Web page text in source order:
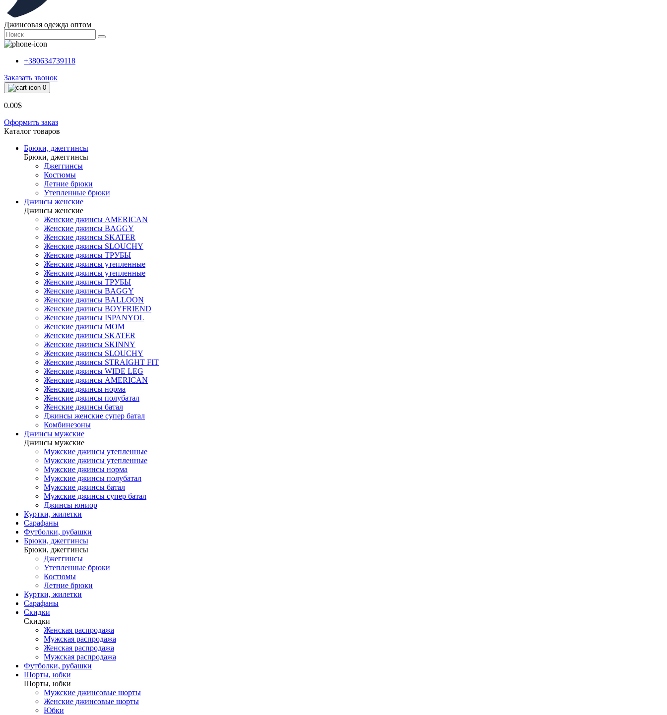
Джинсовая одежда оптом
+380634739118
Заказать звонок
0
0.00$
Оформить заказ
Каталог товаров
Брюки, джеггинсы
Брюки, джеггинсы
Джеггинсы
Костюмы
Летние брюки
Утепленные брюки
Джинсы женские
Джинсы женские
Женские джинсы AMERICAN
Женские джинсы BAGGY
Женские джинсы SKATER
Женские джинсы SLOUCHY
Женские джинсы ТРУБЫ
Женские джинсы утепленные
Женские джинсы утепленные
Женские джинсы ТРУБЫ
Женские джинсы BAGGY
Женские джинсы BALLOON
Женские джинсы BOYFRIEND
Женские джинсы ISPANYOL
Женские джинсы МОМ
Женские джинсы SKATER
Женские джинсы SKINNY
Женские джинсы SLOUCHY
Женские джинсы STRAIGHT FIT
Женские джинсы WIDE LEG
Женские джинсы AMERICAN
Женские джинсы норма
Женские джинсы полубатал
Женские джинсы батал
Джинсы женские супер батал
Комбинезоны
Джинсы мужские
Джинсы мужские
Мужские джинсы утепленные
Мужские джинсы утепленные
Мужские джинсы норма
Мужские джинсы полубатал
Мужские джинсы батал
Мужские джинсы супер батал
Джинсы юниор
Куртки, жилетки
Сарафаны
Футболки, рубашки
Брюки, джеггинсы
Брюки, джеггинсы
Джеггинсы
Утепленные брюки
Костюмы
Летние брюки
Куртки, жилетки
Сарафаны
Скидки
Скидки
Женская распродажа
Мужская распродажа
Женская распродажа
Мужская распродажа
Футболки, рубашки
Шорты, юбки
Шорты, юбки
Мужские джинсовые шорты
Женские джинсовые шорты
Юбки